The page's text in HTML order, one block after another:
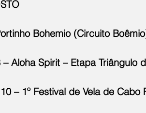
Bohemio (Circuito
– Aloha Spirit – Etapa Triângulo
– 1º Festival de Vela de Cabo